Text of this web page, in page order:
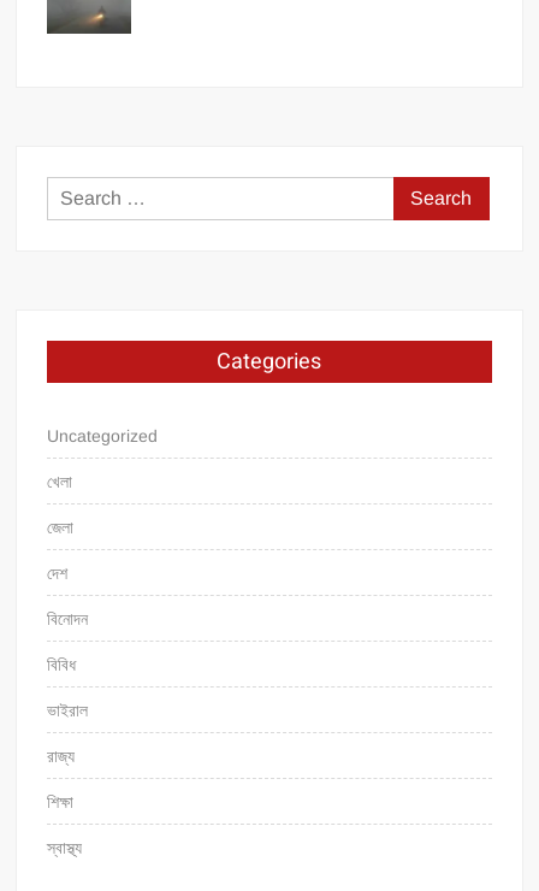
Search
for:
Categories
Uncategorized
খেলা
জেলা
দেশ
বিনোদন
বিবিধ
ভাইরাল
রাজ্য
শিক্ষা
স্বাস্থ্য